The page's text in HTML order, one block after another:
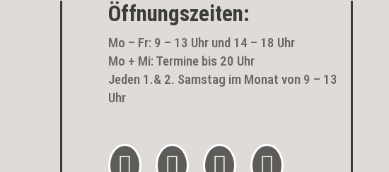
Öffnungszeiten:
Mo – Fr: 9 – 13 Uhr und 14 – 18 Uhr
Mo + Mi: Termine bis 20 Uhr
Jeden 1.& 2. Samstag im Monat von 9 – 13
Uhr
   